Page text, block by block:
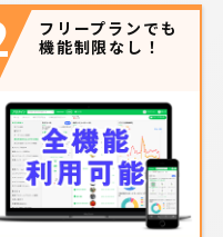
フリープランでも
機能制限なし！